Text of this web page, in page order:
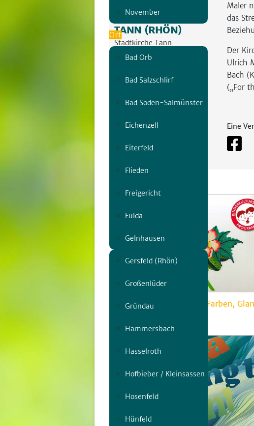
November
Ort
Bad Orb
Bad Salzschlirf
Bad Soden-Salmünster
Eichenzell
Eiterfeld
Flieden
Freigericht
Fulda
Gelnhausen
Gersfeld (Rhön)
Großenlüder
Gründau
Hammersbach
Hasselroth
Hofbieber / Kleinsassen
Hosenfeld
Hünfeld
24. MAI
TANN (RHÖN)
Stadtkirche Tann
Musik
Anfahrt
Maler
das
Der
Ulrich
Bach
(„For
Eine
Bezaubernde Welt aus Farben,